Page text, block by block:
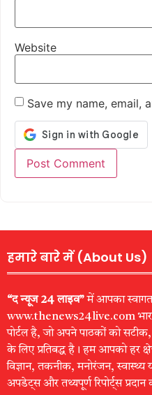
Website
Save my name, email,
हमारे बारे में (About Us)
“द न्यूज 24 लाइव”में आपका
www.thenews24live.com
पोर्टल है, जो अपने पाठकों को सटीक,
के लिए प्रतिबद्ध है। हम आपको हर
विज्ञान, तकनीक, मनोरंजन, स्वास्थ्य
अपडेट्स और तथ्यपूर्ण रिपोर्ट्स